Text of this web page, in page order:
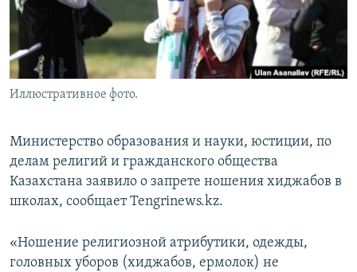
Иллюстративное фото.
Министерство образования и науки, юстиции, по
делам религий и гражданского общества
Казахстана заявило о запрете ношения хиджабов в
школах, сообщает Tengrinews.kz.
«Ношение религиозной атрибутики, одежды,
головных уборов (хиджабов, ермолок) не